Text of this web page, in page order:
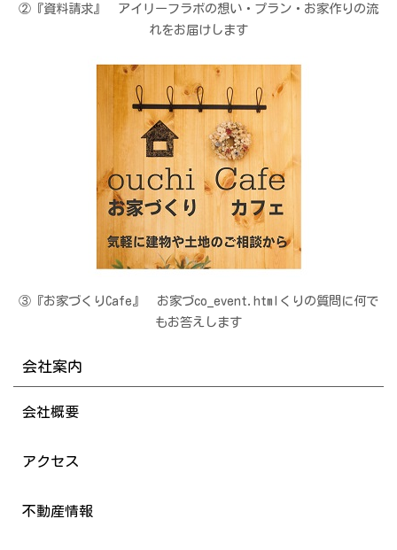
②『資料請求』 アイリーフラボの想い・プラン・お家作りの流
れをお届けします
③『お家づくりCafe』 お家づco_event.htmlくりの質問に何で
もお答えします
会社案内
会社概要
アクセス
不動産情報